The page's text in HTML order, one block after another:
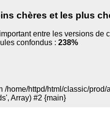
chères et les plus
entre les versions
confondus : 238%
home/httpd/html/classic/
Array) #2 {main}